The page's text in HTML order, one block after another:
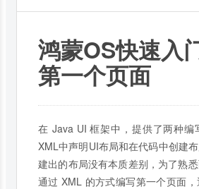
鸿蒙OS快速入
第一个页面
在 Java UI 框架中，提供了两种编
XML中声明UI布局和在代码中创建
建出的布局没有本质差别，为了熟
通过 XML 的方式编写第一个页面